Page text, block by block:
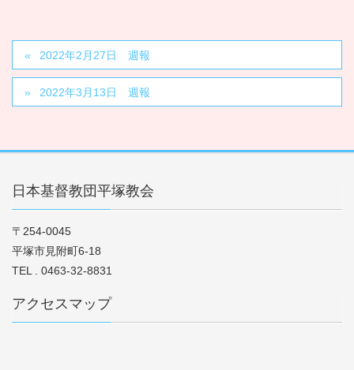
2022年2月27日 週報
2022年3月13日 週報
日本基督教団平塚教会
〒254-0045
平塚市見附町6-18
TEL . 0463-32-8831
アクセスマップ